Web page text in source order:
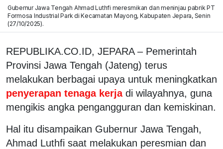
Gubernur Jawa Tengah Ahmad Luthfi meresmikan dan meninjau pabrik PT
Formosa Industrial Park di Kecamatan Mayong, Kabupaten Jepara, Senin
(27/10/2025).
REPUBLIKA.CO.ID, JEPARA – Pemerintah
Provinsi Jawa Tengah (Jateng) terus
melakukan berbagai upaya untuk meningkatkan
penyerapan tenaga kerja di wilayahnya, guna
mengikis angka pengangguran dan kemiskinan.
Hal itu disampaikan Gubernur Jawa Tengah,
Ahmad Luthfi saat melakukan peresmian dan